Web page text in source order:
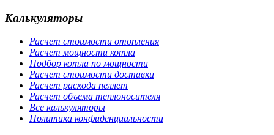
Калькуляторы
Расчет стоимости отопления
Расчет мощности котла
Подбор котла по мощности
Расчет стоимости доставки
Расчет расхода пеллет
Расчет объема теплоносителя
Все калькуляторы
Политика конфиденциальности